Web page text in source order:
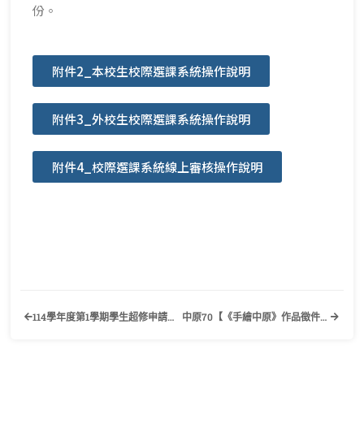
份。
附件2_本校生校際選課系統操作說明
附件3_外校生校際選課系統操作說明
附件4_校際選課系統線上審核操作說明
114學年度第1學期學生超修申請作業事宜公告 中原70【《手繪中原》作品徵件開跑】歡迎有興趣的同學踴躍參加！